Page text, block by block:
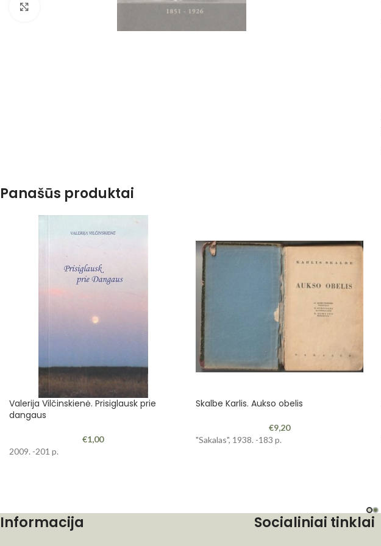
Panašūs produktai
Valerija Vilčinskienė. Prisiglausk prie
dangaus
€1,00
2009. -201 p.
Skalbe Karlis. Aukso obelis
€9,20
"Sakalas", 1938. -183 p.
Informacija Socialiniai tinklai